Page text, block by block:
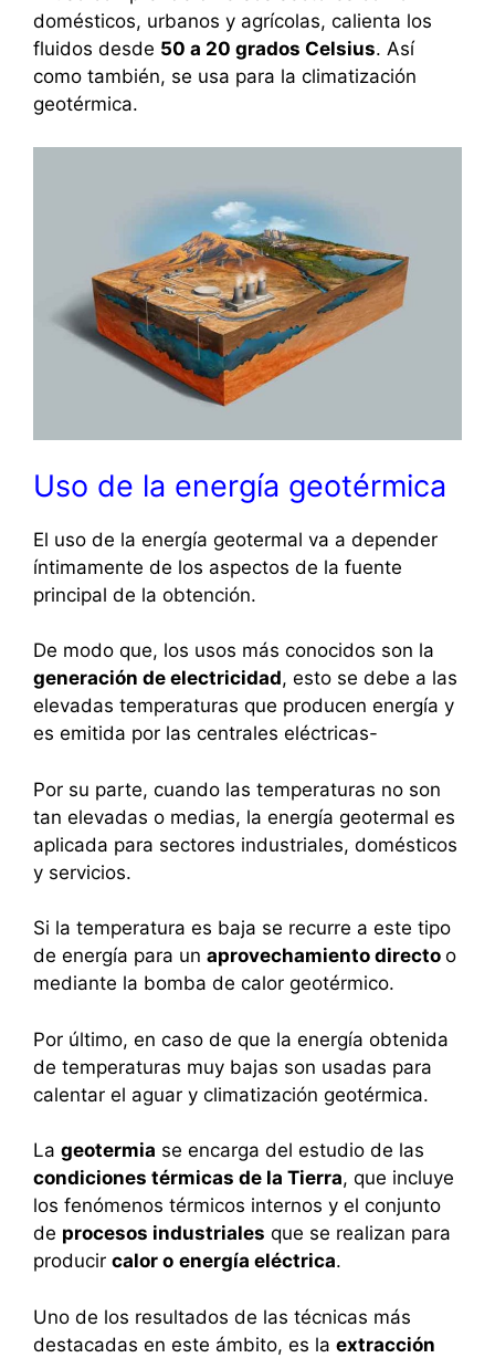
domésticos, urbanos y agrícolas, calienta los
fluidos desde 50 a 20 grados Celsius. Así
como también, se usa para la climatización
geotérmica.
Uso de la energía geotérmica
El uso de la energía geotermal va a depender
íntimamente de los aspectos de la fuente
principal de la obtención.
De modo que, los usos más conocidos son la
generación de electricidad, esto se debe a las
elevadas temperaturas que producen energía y
es emitida por las centrales eléctricas-
Por su parte, cuando las temperaturas no son
tan elevadas o medias, la energía geotermal es
aplicada para sectores industriales, domésticos
y servicios.
Si la temperatura es baja se recurre a este tipo
de energía para un aprovechamiento directo o
mediante la bomba de calor geotérmico.
Por último, en caso de que la energía obtenida
de temperaturas muy bajas son usadas para
calentar el aguar y climatización geotérmica.
La geotermia se encarga del estudio de las
condiciones térmicas de la Tierra, que incluye
los fenómenos térmicos internos y el conjunto
de procesos industriales que se realizan para
producir calor o energía eléctrica.
Uno de los resultados de las técnicas más
destacadas en este ámbito, es la extracción